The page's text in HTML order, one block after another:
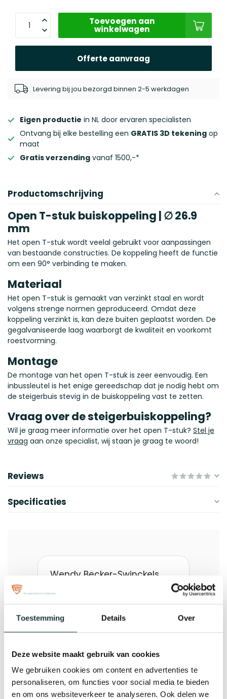
Toestemming Details Over
Deze website maakt gebruik van cookies
We gebruiken cookies om content en advertenties te
personaliseren, om functies voor social media te bieden
en om ons websiteverkeer te analyseren. Ook delen we
Toevoegen aan
winkelwagen
Offerte aanvraag
Levering bij jou bezorgd binnen 2-5 werkdagen
Eigen productie in NL door ervaren specialisten
Ontvang bij elke bestelling een GRATIS 3D tekening op
maat
Gratis verzending vanaf 1500,-*
Productomschrijving
Open T-stuk buiskoppeling | ∅ 26.9
mm
Het open T-stuk wordt veelal gebruikt voor aanpassingen
van bestaande constructies. De koppeling heeft de functie
om een 90° verbinding te maken.
Materiaal
Het open T-stuk is gemaakt van verzinkt staal en wordt
volgens strenge normen geproduceerd. Omdat deze
koppeling verzinkt is, kan deze buiten geplaatst worden. De
gegalvaniseerde laag waarborgt de kwaliteit en voorkomt
roestvorming.
Montage
De montage van het open T-stuk is zeer eenvoudig. Een
inbussleutel is het enige gereedschap dat je nodig hebt om
de steigerbuis stevig in de buiskoppeling vast te zetten.
Vraag over de steigerbuiskoppeling?
Wil je graag meer informatie over het open T-stuk? Stel je
vraag aan onze specialist, wij staan je graag te woord!
Reviews
Specificaties